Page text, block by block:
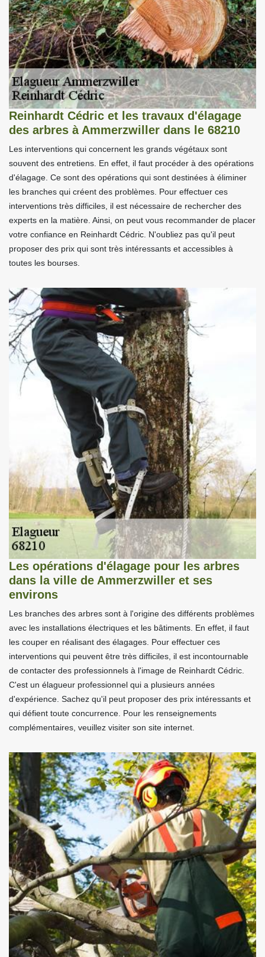
Reinhardt Cédric et les travaux d'élagage
des arbres à Ammerzwiller dans le 68210
Les interventions qui concernent les grands végétaux sont
souvent des entretiens. En effet, il faut procéder à des opérations
d'élagage. Ce sont des opérations qui sont destinées à éliminer
les branches qui créent des problèmes. Pour effectuer ces
interventions très difficiles, il est nécessaire de rechercher des
experts en la matière. Ainsi, on peut vous recommander de placer
votre confiance en Reinhardt Cédric. N'oubliez pas qu'il peut
proposer des prix qui sont très intéressants et accessibles à
toutes les bourses.
Les opérations d'élagage pour les arbres
dans la ville de Ammerzwiller et ses
environs
Les branches des arbres sont à l'origine des différents problèmes
avec les installations électriques et les bâtiments. En effet, il faut
les couper en réalisant des élagages. Pour effectuer ces
interventions qui peuvent être très difficiles, il est incontournable
de contacter des professionnels à l'image de Reinhardt Cédric.
C'est un élagueur professionnel qui a plusieurs années
d'expérience. Sachez qu'il peut proposer des prix intéressants et
qui défient toute concurrence. Pour les renseignements
complémentaires, veuillez visiter son site internet.